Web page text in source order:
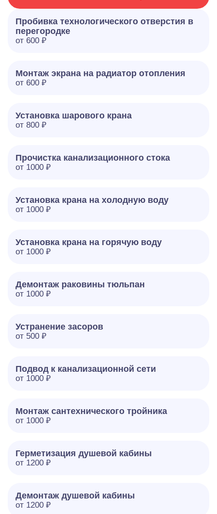
Пробивка технологического отверстия в
перегородке
от 600 ₽
Монтаж экрана на радиатор отопления
от 600 ₽
Установка шарового крана
от 800 ₽
Прочистка канализационного стока
от 1000 ₽
Установка крана на холодную воду
от 1000 ₽
Установка крана на горячую воду
от 1000 ₽
Демонтаж раковины тюльпан
от 1000 ₽
Устранение засоров
от 500 ₽
Подвод к канализационной сети
от 1000 ₽
Монтаж сантехнического тройника
от 1000 ₽
Герметизация душевой кабины
от 1200 ₽
Демонтаж душевой кабины
от 1200 ₽